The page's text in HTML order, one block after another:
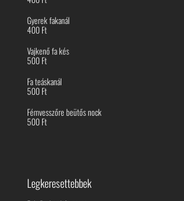
Gyerek fakanál
400Ft
Vajkenő fa kés
500Ft
Fa teáskanál
500Ft
Fémvesszőre beütős nock
500Ft
Legkeresettebbek